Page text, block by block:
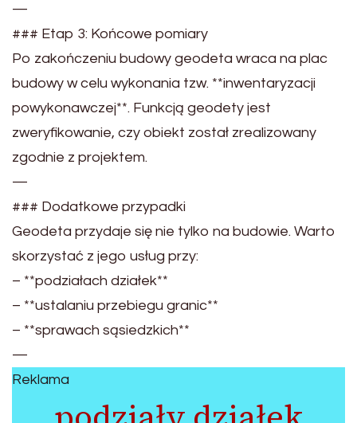
—
### Etap 3: Końcowe pomiary
Po zakończeniu budowy geodeta wraca na plac
budowy w celu wykonania tzw. **inwentaryzacji
powykonawczej**. Funkcją geodety jest
zweryfikowanie, czy obiekt został zrealizowany
zgodnie z projektem.
—
### Dodatkowe przypadki
Geodeta przydaje się nie tylko na budowie. Warto
skorzystać z jego usług przy:
– **podziałach działek**
– **ustalaniu przebiegu granic**
– **sprawach sąsiedzkich**
—
Reklama